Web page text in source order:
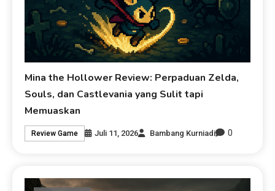
Mina the Hollower Review: Perpaduan Zelda,
Souls, dan Castlevania yang Sulit tapi
Memuaskan
Review Game Juli 11, 2026 Bambang Kurniadi 0